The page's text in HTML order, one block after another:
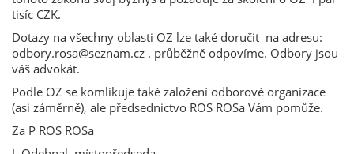
tisíc CZK.
Dotazy na všechny oblasti OZ lze také doručit na adresu:
odbory.rosa@seznam.cz . průběžně odpovíme. Odbory jsou
váš advokát.
Podle OZ se komlikuje také založení odborové organizace
(asi záměrně), ale předsednictvo ROS ROSa Vám pomůže.
Za P ROS ROSa